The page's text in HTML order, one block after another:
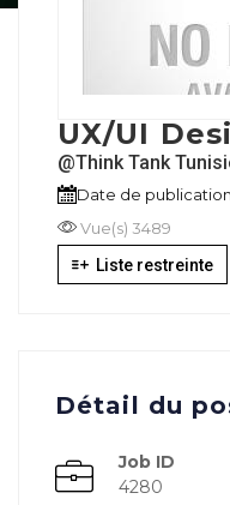
UX/UI
@Think Tank
Date de publication
Vue(s) 3489
Liste restreinte
Détail du
Job ID
4280